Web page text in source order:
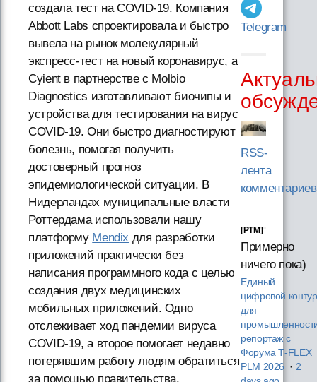
создала тест на COVID-19. Компания
Abbott Labs спроектировала и быстро
вывела на рынок молекулярный
экспресс-тест на новый коронавирус, а
Cyient в партнерстве с Molbio
Diagnostics изготавливают биочипы и
устройства для тестирования на вирус
COVID-19. Они быстро диагностируют
болезнь, помогая получить
достоверный прогноз
эпидемиологической ситуации. В
Нидерландах муниципальные власти
Роттердама использовали нашу
платформу Mendix для разработки
приложений практически без
написания программного кода с целью
создания двух медицинских
мобильных приложений. Одно
отслеживает ход пандемии вируса
COVID-19, а второе помогает недавно
потерявшим работу людям обратиться
за помощью правительства.
Telegram
RSS-
лента
комментариев
[PTM]
Примерно
ничего пока)
Единый
цифровой контур
для
репортаж с
Форума T‑FLEX
PLM 2026 · 2